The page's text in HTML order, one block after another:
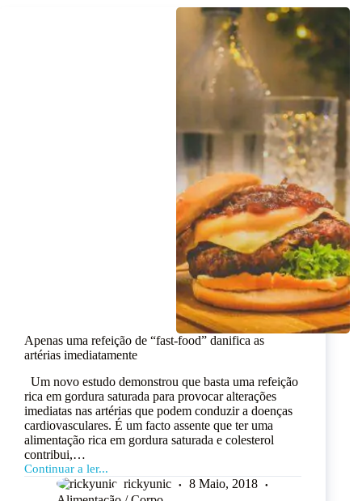
Apenas uma refeição de “fast-food” danifica as
artérias imediatamente
Um novo estudo demonstrou que basta uma refeição
rica em gordura saturada para provocar alterações
imediatas nas artérias que podem conduzir a doenças
cardiovasculares. É um facto assente que ter uma
alimentação rica em gordura saturada e colesterol
contribui,…
Continuar a ler...
rickyunic
8 Maio, 2018